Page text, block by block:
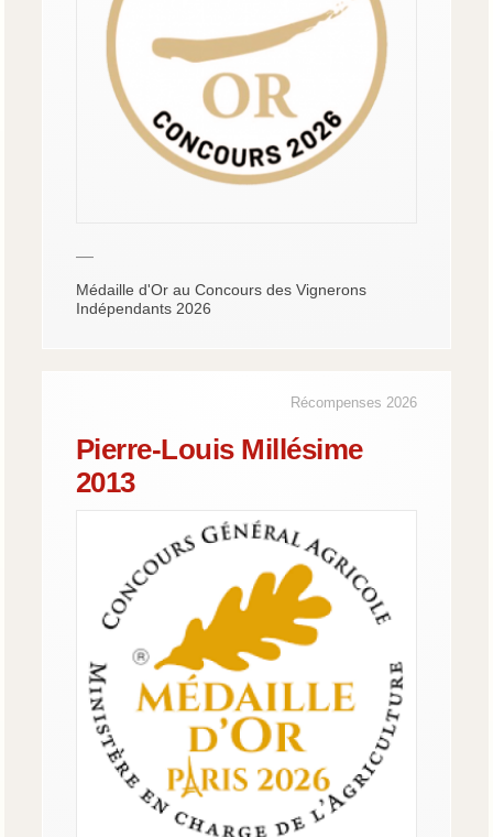
—
Médaille d'Or au Concours des Vignerons
Indépendants 2026
Récompenses 2026
Pierre-Louis Millésime
2013